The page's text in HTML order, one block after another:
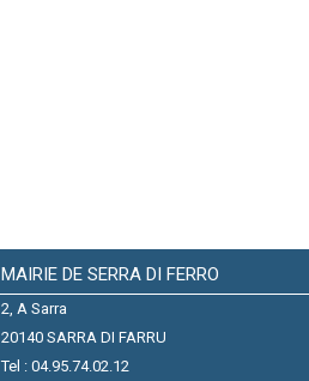
MAIRIE DE SERRA DI FERRO
2, A Sarra
20140 SARRA DI FARRU
Tel : 04.95.74.02.12